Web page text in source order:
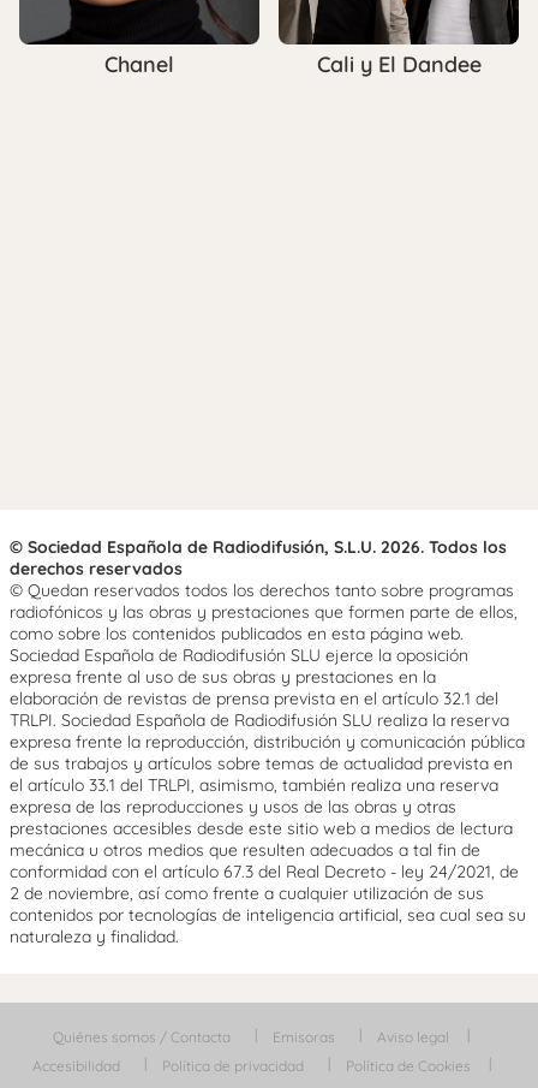
Chanel Cali y El Dandee
© Sociedad Española de Radiodifusión, S.L.U. 2026. Todos los
derechos reservados
© Quedan reservados todos los derechos tanto sobre programas
radiofónicos y las obras y prestaciones que formen parte de ellos,
como sobre los contenidos publicados en esta página web.
Sociedad Española de Radiodifusión SLU ejerce la oposición
expresa frente al uso de sus obras y prestaciones en la
elaboración de revistas de prensa prevista en el artículo 32.1 del
TRLPI. Sociedad Española de Radiodifusión SLU realiza la reserva
expresa frente la reproducción, distribución y comunicación pública
de sus trabajos y artículos sobre temas de actualidad prevista en
el artículo 33.1 del TRLPI, asimismo, también realiza una reserva
expresa de las reproducciones y usos de las obras y otras
prestaciones accesibles desde este sitio web a medios de lectura
mecánica u otros medios que resulten adecuados a tal fin de
conformidad con el artículo 67.3 del Real Decreto - ley 24/2021, de
2 de noviembre, así como frente a cualquier utilización de sus
contenidos por tecnologías de inteligencia artificial, sea cual sea su
naturaleza y finalidad.
Quiénes somos / Contacta Emisoras
Aviso legal
Accesibilidad
Política de privacidad
Política de Cookies